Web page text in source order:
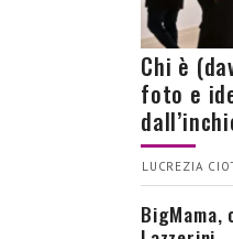
Chi è
foto e
LUCREZIA
BigMama,